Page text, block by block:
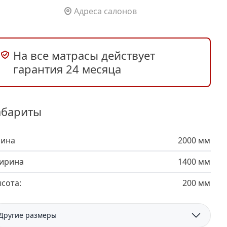
Адреса салонов
На все матрасы действует
гарантия 24 месяца
2000 мм
1400 мм
200 мм
размеры